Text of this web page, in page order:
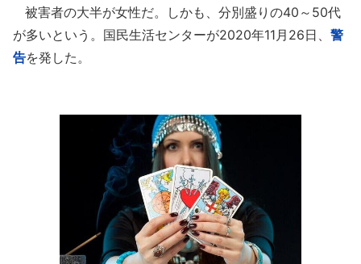
被害者の大半が女性だ。しかも、分別盛りの40～50代
が多いという。国民生活センターが2020年11月26日、 警
告を発した。